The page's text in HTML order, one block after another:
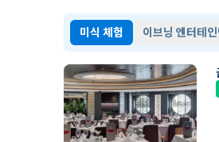
미식 체험 이브닝 엔터테